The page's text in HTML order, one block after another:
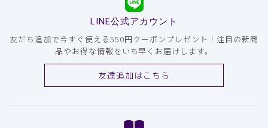
LINE公式アカウント
友だち追加で今すぐ使える550円クーポンプレゼント！注目の新商
品やお得な情報をいち早くお届けします。
友達追加はこちら